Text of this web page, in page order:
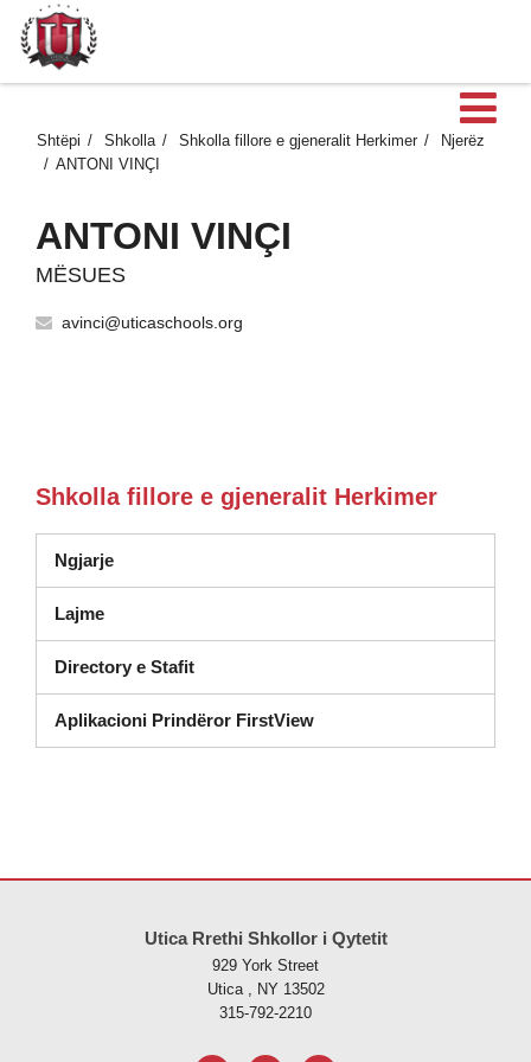
Shtëpi Shkolla Shkolla fillore e gjeneralit Herkimer
Njerëz
ANTONI VINÇI
ANTONI VINÇI
MËSUES
avinci@uticaschools.org
Shkolla fillore e gjeneralit Herkimer
Ngjarje
Lajme
Directory e Stafit
Aplikacioni Prindëror FirstView
Utica Rrethi Shkollor i Qytetit
929 York Street
Utica , NY 13502
315-792-2210